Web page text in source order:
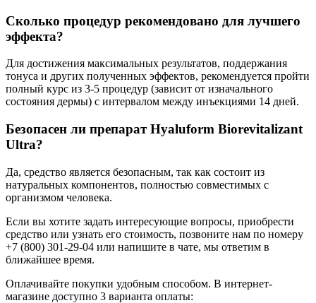
Сколько процедур рекомендовано для лучшего
эффекта?
Для достижения максимальных результатов, поддержания
тонуса и других полученных эффектов, рекомендуется пройти
полный курс из 3-5 процедур (зависит от изначального
состояния дермы) с интервалом между инъекциями 14 дней.
Безопасен ли препарат Hyaluform Biorevitalizant
Ultra?
Да, средство является безопасным, так как состоит из
натуральных компонентов, полностью совместимых с
организмом человека.
Если вы хотите задать интересующие вопросы, приобрести
средство или узнать его стоимость, позвоните нам по номеру
+7 (800) 301-29-04 или напишите в чате, мы ответим в
ближайшее время.
Оплачивайте покупки удобным способом. В интернет-
магазине доступно 3 варианта оплаты: